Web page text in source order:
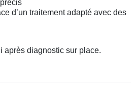
d’un traitement adapté avec des
après diagnostic sur place.